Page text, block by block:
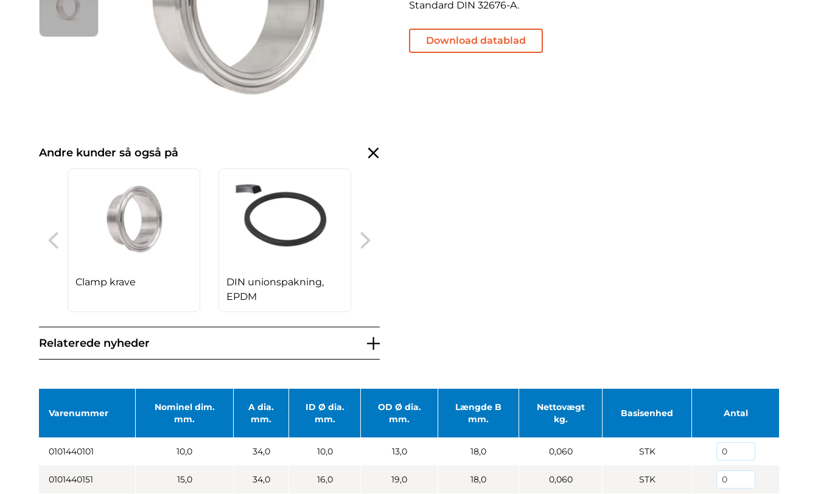
Andre kunder så også på
Clamp krave
DIN unionspakning,
EPDM
Relaterede nyheder
Standard DIN 32676-A.
Download datablad
Varenummer
Nominel dim.
mm.
A dia.
mm.
ID Ø dia.
mm.
OD Ø dia.
mm.
Længde B
mm.
Nettovægt
kg.
Basisenhed Antal
0101440101 10,0 34,0 10,0 13,0 18,0 0,060 STK
0101440151 15,0 34,0 16,0 19,0 18,0 0,060 STK